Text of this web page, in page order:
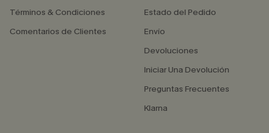
Términos & Condiciones
Comentarios de Clientes
Estado del Pedido
Envío
Devoluciones
Iniciar Una Devolución
Preguntas Frecuentes
Klarna